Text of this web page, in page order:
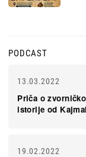
PODCAST
13.03.2022
Priča o
istorije od
19.02.2022